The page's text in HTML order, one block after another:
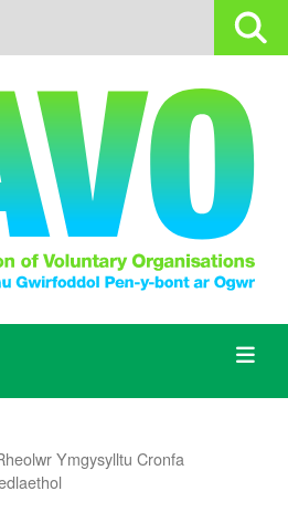
Ymgysylltu Cronfa